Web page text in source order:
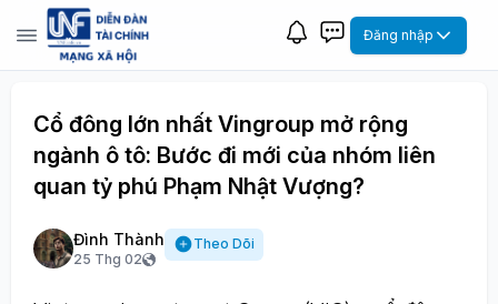
Đăng nhập
Cổ đông lớn nhất Vingroup mở rộng
ngành ô tô: Bước đi mới của nhóm liên
quan tỷ phú Phạm Nhật Vượng?
Đình Thành
25 Thg 02
Theo Dõi